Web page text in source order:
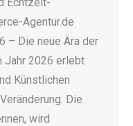
Agentur.de
– Die neue Ära der
Jahr 2026 erlebt
Künstlichen
Die
wird